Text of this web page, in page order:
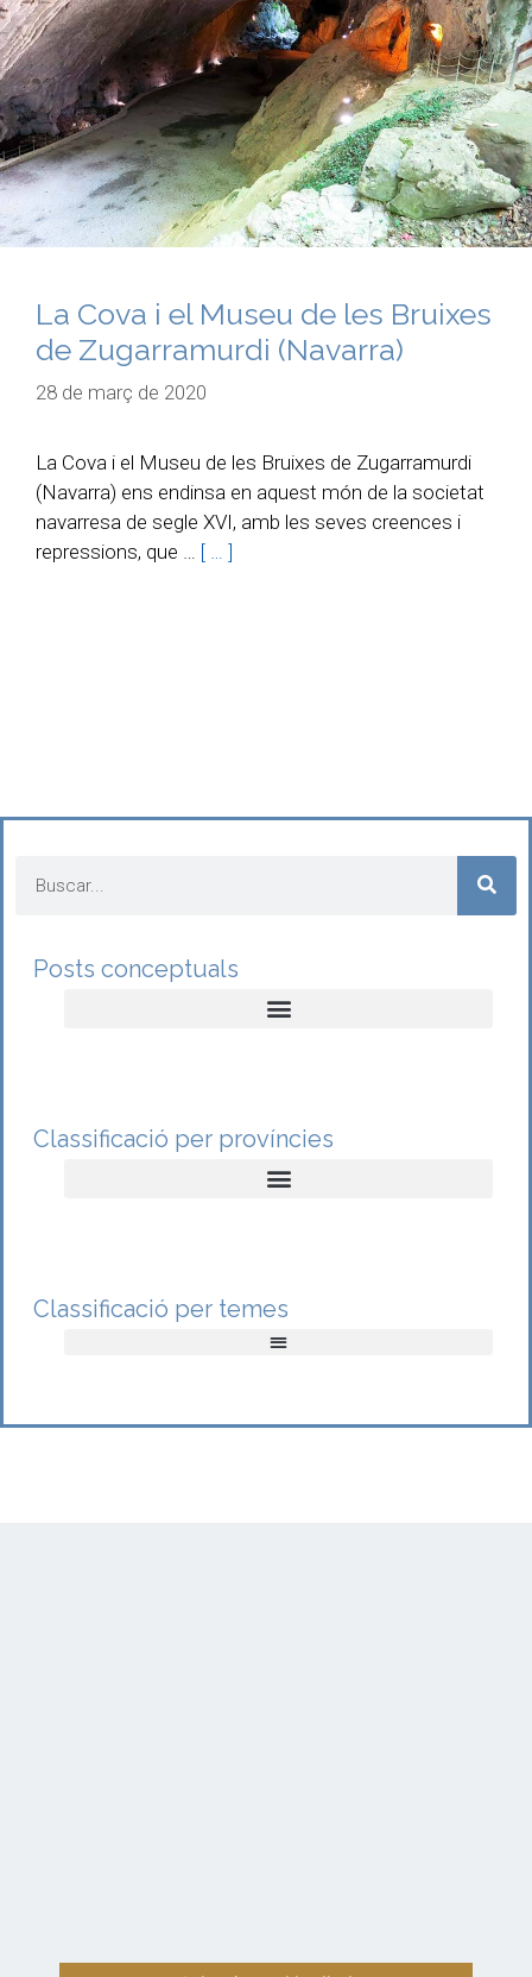
La Cova i el Museu de les Bruixes
de Zugarramurdi (Navarra)
28 de març de 2020
La Cova i el Museu de les Bruixes de Zugarramurdi
(Navarra) ens endinsa en aquest món de la societat
navarresa de segle XVI, amb les seves creences i
repressions, que … [ … ]
Posts conceptuals
Classificació per províncies
Classificació per temes